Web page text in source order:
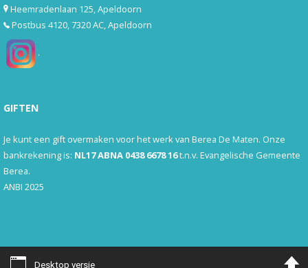
Heemradenlaan 125, Apeldoorn
Postbus 4120, 7320 AC, Apeldoorn
.
GIFTEN
Je kunt een gift overmaken voor het werk van Berea De Maten. Onze
bankrekening is: NL17 ABNA 0438 6678 16t.n.v. Evangelische Gemeente
Berea.
ANBI 2025
Desktop versie